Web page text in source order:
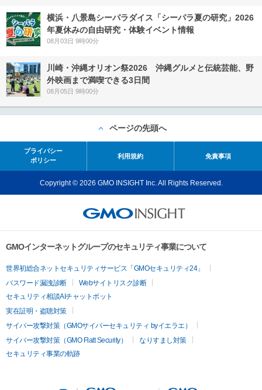
横浜・八景島シーパラダイス「シーパラ夏の研究」2026
年夏休みの自由研究・体験イベント情報
08月03日 9時00分
川崎・沖縄オリオン祭2026 沖縄グルメと伝統芸能、野
外映画まで満喫できる3日間
08月05日 9時00分
ページの先頭へ
プライバシー
ポリシー
利用規約 免責事項
Copyright © 2026 GMO INSIGHT Inc. All Rights Reserved.
GMOインターネットグループのセキュリティ事業について
世界初総合ネットセキュリティサービス「GMOセキュリティ24」
パスワード漏洩診断
Webサイトリスク診断
セキュリティ相談AIチャットボット
実在証明・盗聴対策
サイバー攻撃対策（GMOサイバーセキュリティ byイエラエ）
サイバー攻撃対策（GMO Flatt Security）
なりすまし対策
セキュリティ事業の軌跡